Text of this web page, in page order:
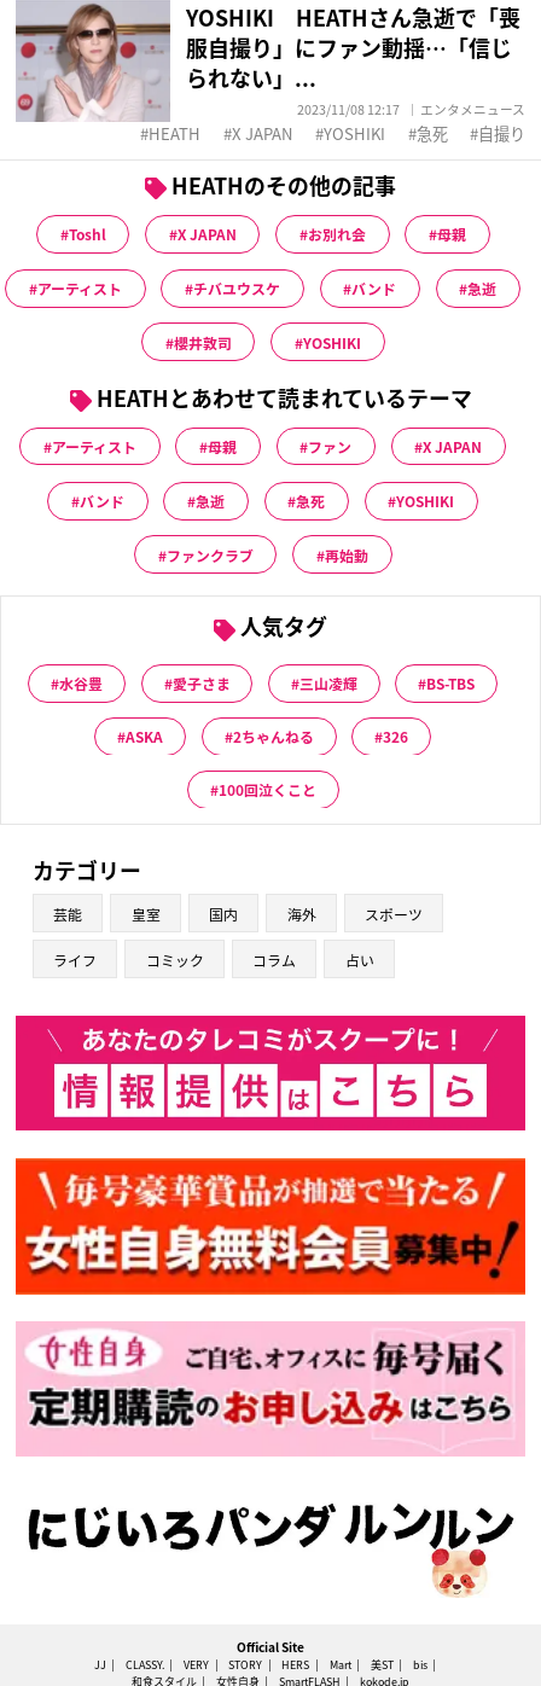
YOSHIKI HEATHさん急逝で「喪
服自撮り」にファン動揺…「信じ
られない」...
2023/11/08 12:17 エンタメニュース
HEATH X JAPAN YOSHIKI 急死 自撮り
HEATHのその他の記事
Toshl X JAPAN お別れ会 母親
アーティスト チバユウスケ バンド 急逝
櫻井敦司 YOSHIKI
HEATHとあわせて読まれているテーマ
アーティスト 母親 ファン X JAPAN
バンド 急逝 急死 YOSHIKI
ファンクラブ 再始動
人気タグ
水谷豊 愛子さま 三山凌輝 BS-TBS
ASKA 2ちゃんねる 326
100回泣くこと
カテゴリー
芸能 皇室 国内 海外 スポーツ
ライフ コミック コラム 占い
Official Site
JJ CLASSY. VERY STORY HERS Mart 美ST
bis
和食スタイル
女性自身 SmartFLASH kokode.jp